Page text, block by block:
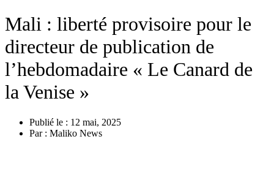
Mali : liberté provisoire pour le
directeur de publication de
l’hebdomadaire « Le Canard de
la Venise »
Publié le : 12 mai, 2025
Par : Maliko News